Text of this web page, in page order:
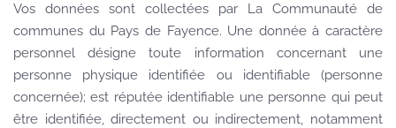
Vos données sont collectées par La Communauté de
communes du Pays de Fayence. Une donnée à caractère
personnel désigne toute information concernant une
personne physique identifiée ou identifiable (personne
concernée); est réputée identifiable une personne qui peut
être identifiée, directement ou indirectement, notamment